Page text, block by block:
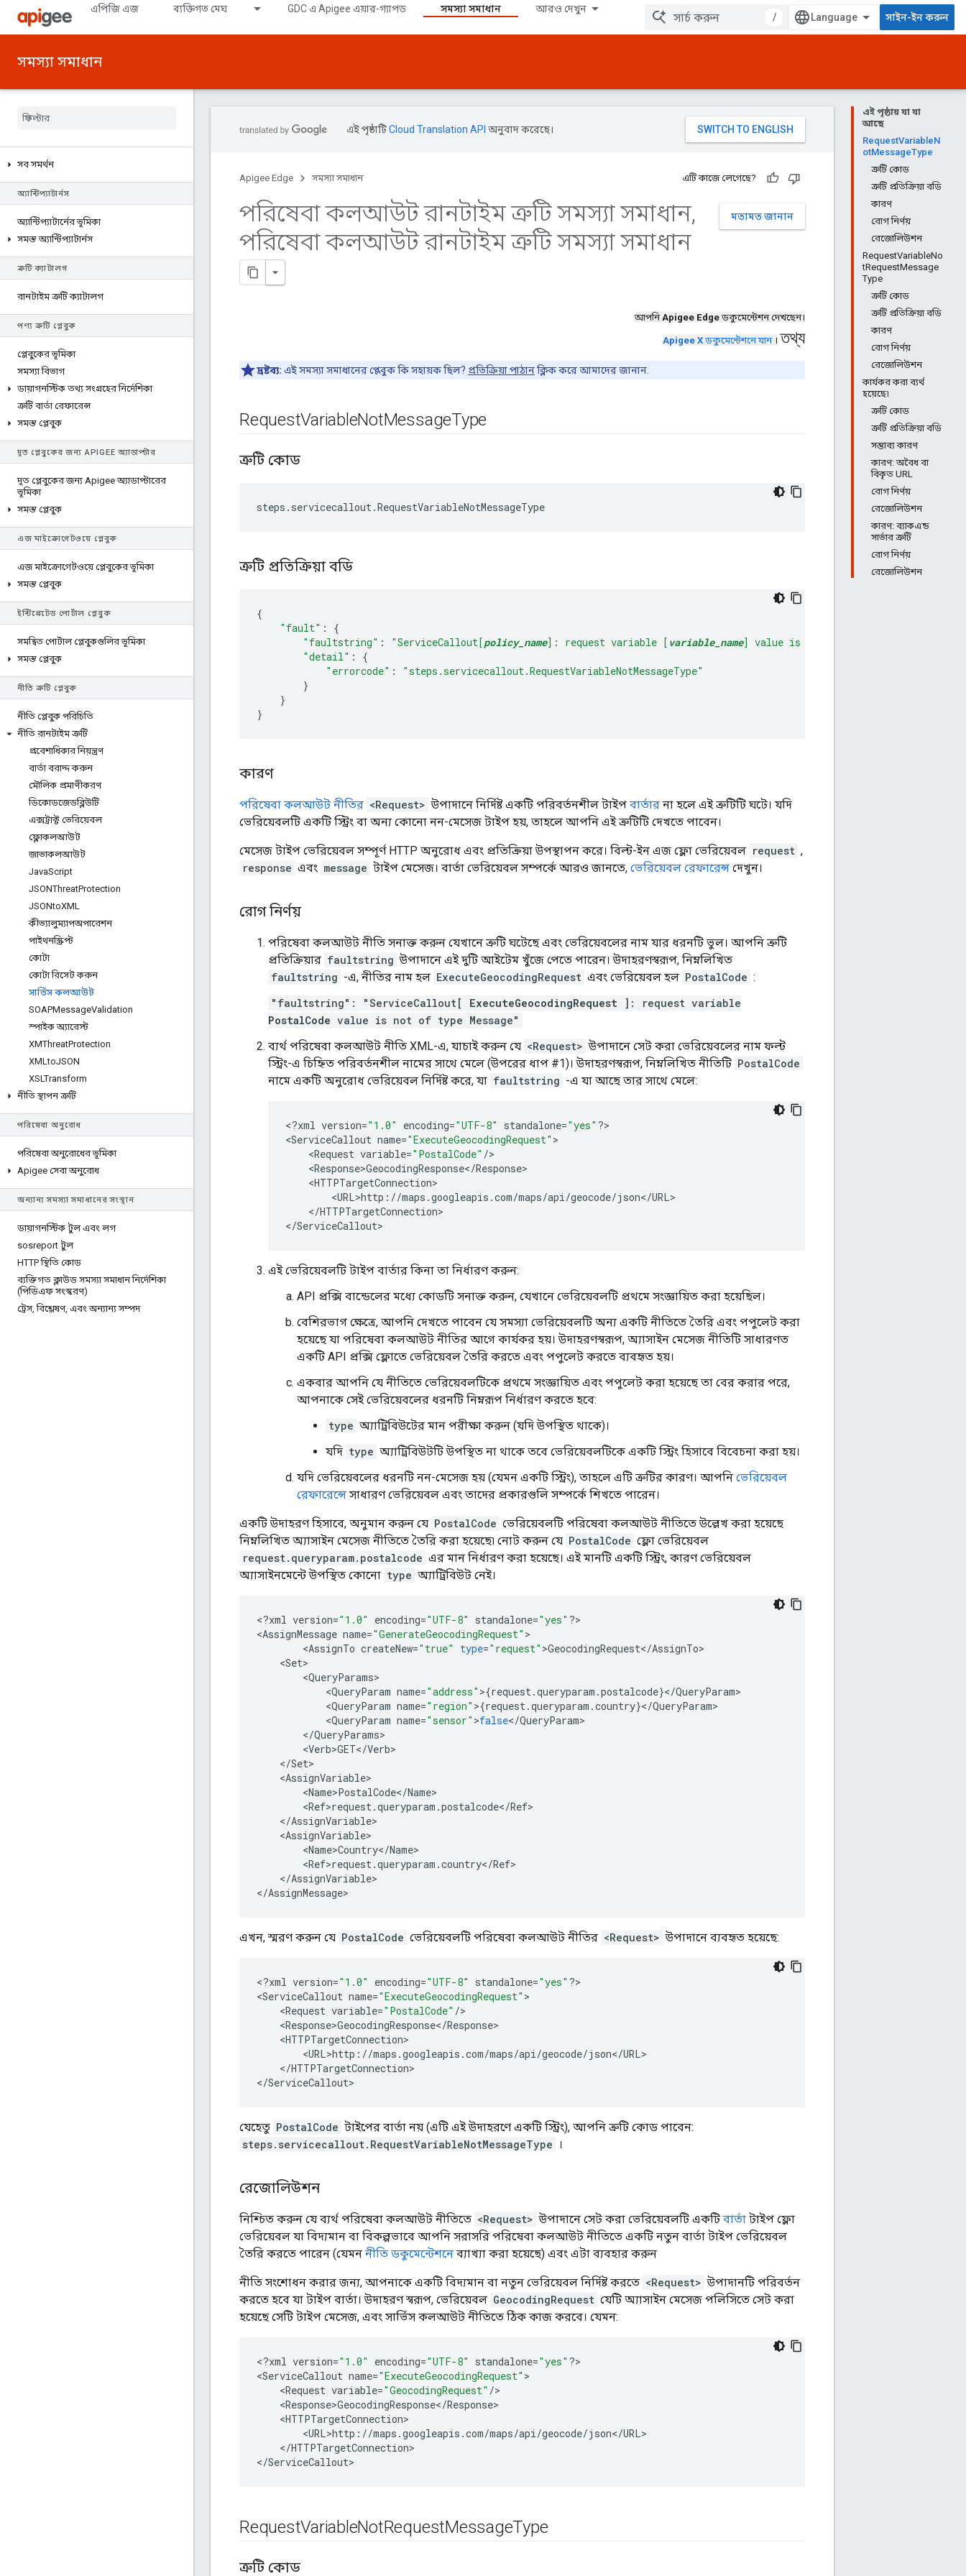
এপিজি এজ ব্যক্তিগত মেঘ GDC এ Apigee এয়ার-গ্যাপড সমস্যা সমাধান আরও দেখুন
/ সাইন-ইন করুন
সমস্যা সমাধান
সব সমর্থন
অ্যান্টিপ্যাটার্নস
অ্যান্টিপ্যাটার্নের ভূমিকা
সমস্ত অ্যান্টিপ্যাটার্নস
ত্রুটি ক্যাটালগ
রানটাইম ত্রুটি ক্যাটালগ
পণ্য ত্রুটি প্লেবুক
প্লেবুকের ভূমিকা
সমস্যা বিভাগ
ডায়াগনস্টিক তথ্য সংগ্রহের নির্দেশিকা
ত্রুটি বার্তা রেফারেন্স
সমস্ত প্লেবুক
দূত প্লেবুকের জন্য APIGEE অ্যাডাপ্টার
দূত প্লেবুকের জন্য Apigee অ্যাডাপ্টারের
ভূমিকা
সমস্ত প্লেবুক
এজ মাইক্রোগেটওয়ে প্লেবুক
এজ মাইক্রোগেটওয়ে প্লেবুকের ভূমিকা
সমস্ত প্লেবুক
ইন্টিগ্রেটেড পোর্টাল প্লেবুক
সমন্বিত পোর্টাল প্লেবুকগুলির ভূমিকা
সমস্ত প্লেবুক
নীতি ত্রুটি প্লেবুক
নীতি প্লেবুক পরিচিতি
নীতি রানটাইম ত্রুটি
প্রবেশাধিকার নিয়ন্ত্রণ
বার্তা বরাদ্দ করুন
মৌলিক প্রমাণীকরণ
ডিকোডজেডব্লিউটি
এক্সট্রাক্ট ভেরিয়েবল
ফ্লোকলআউট
জাভাকলআউট
JavaScript
JSONThreatProtection
JSONtoXML
কীভ্যালুম্যাপঅপারেশন
পাইথনস্ক্রিপ্ট
কোটা
কোটা রিসেট করুন
সার্ভিস কলআউট
SOAPMessageValidation
স্পাইক অ্যারেস্ট
XMThreatProtection
XMLtoJSON
XSLTransform
নীতি স্থাপন ত্রুটি
পরিষেবা অনুরোধ
পরিষেবা অনুরোধের ভূমিকা
Apigee সেবা অনুরোধ
অন্যান্য সমস্যা সমাধানের সংস্থান
ডায়াগনস্টিক টুল এবং লগ
sosreport টুল
HTTP স্থিতি কোড
ব্যক্তিগত ক্লাউড সমস্যা সমাধান নির্দেশিকা
(পিডিএফ সংস্করণ)
ট্রেস, বিশ্লেষণ, এবং অন্যান্য সম্পদ
এই পৃষ্ঠায় যা যা
আছে
RequestVariableN
otMessageType
ত্রুটি কোড
ত্রুটি প্রতিক্রিয়া বডি
কারণ
রোগ নির্ণয়
রেজোলিউশন
RequestVariableNo
tRequestMessage
Type
ত্রুটি কোড
ত্রুটি প্রতিক্রিয়া বডি
কারণ
রোগ নির্ণয়
রেজোলিউশন
কার্যকর করা ব্যর্থ
হয়েছে৷
ত্রুটি কোড
ত্রুটি প্রতিক্রিয়া বডি
সম্ভাব্য কারণ
কারণ: অবৈধ বা
বিকৃত URL
রোগ নির্ণয়
রেজোলিউশন
কারণ: ব্যাকএন্ড
সার্ভার ত্রুটি
রোগ নির্ণয়
রেজোলিউশন
এই পৃষ্ঠাটিCloud Translation API অনুবাদ করেছে।
Apigee Edge সমস্যা সমাধান এটি কাজে লেগেছে?
মতামত জানান
পরিষেবা কলআউট রানটাইম ত্রুটি সমস্যা সমাধান,
পরিষেবা কলআউট রানটাইম ত্রুটি সমস্যা সমাধান
আপনিApigee Edge ডকুমেন্টেশন দেখছেন।
Apigee X ডকুমেন্টেশনে যান। তথ্য
দ্রষ্টব্য: এই সমস্যা সমাধানের প্লেবুক কি সহায়ক ছিল? প্রতিক্রিয়া পাঠানক্লিক করে আমাদের জানান.
RequestVariableNotMessageType
ত্রুটি কোড
ত্রুটি প্রতিক্রিয়া বডি
{
"fault" :
{
"faultstring" : "ServiceCallout[policy_name]: request variable [ variable_name] value is not of type Message"
"detail" :
{
"errorcode" :
"steps.servicecallout.RequestVariableNotMessageType"
}
}
}
কারণ
পরিষেবা কলআউট নীতির <Request> উপাদানে নির্দিষ্ট একটি পরিবর্তনশীল টাইপ বার্তার না হলে এই ত্রুটিটি ঘটে। যদি
ভেরিয়েবলটি একটি স্ট্রিং বা অন্য কোনো নন-মেসেজ টাইপ হয়, তাহলে আপনি এই ত্রুটিটি দেখতে পাবেন।
মেসেজ টাইপ ভেরিয়েবল সম্পূর্ণ HTTP অনুরোধ এবং প্রতিক্রিয়া উপস্থাপন করে। বিল্ট-ইন এজ ফ্লো ভেরিয়েবল request ,
response এবং message টাইপ মেসেজ। বার্তা ভেরিয়েবল সম্পর্কে আরও জানতে, ভেরিয়েবল রেফারেন্স দেখুন।
রোগ নির্ণয়
পরিষেবা কলআউট নীতি সনাক্ত করুন যেখানে ত্রুটি ঘটেছে এবং ভেরিয়েবলের নাম যার ধরনটি ভুল। আপনি ত্রুটি
প্রতিক্রিয়ার faultstring উপাদানে এই দুটি আইটেম খুঁজে পেতে পারেন। উদাহরণস্বরূপ, নিম্নলিখিত
faultstring -এ, নীতির নাম হল ExecuteGeocodingRequest এবং ভেরিয়েবল হল PostalCode :
"faultstring": "ServiceCallout[ ExecuteGeocodingRequest ]: request variable
PostalCode value is not of type Message"
ব্যর্থ পরিষেবা কলআউট নীতি XML-এ, যাচাই করুন যে <Request> উপাদানে সেট করা ভেরিয়েবলের নাম ফল্ট
স্ট্রিং-এ চিহ্নিত পরিবর্তনশীল নামের সাথে মেলে (উপরের ধাপ #1)। উদাহরণস্বরূপ, নিম্নলিখিত নীতিটি PostalCode
নামে একটি অনুরোধ ভেরিয়েবল নির্দিষ্ট করে, যা faultstring -এ যা আছে তার সাথে মেলে:
<?xml version="1.0" encoding="UTF-8" standalone="yes" ?>
<ServiceCallout name="ExecuteGeocodingRequest"
<Request variable="PostalCode" /
<Response>GeocodingResponse</Response
<HTTPTargetConnection
<URL>http : //maps .googleapis .com/maps/api/geocode/json</URL
</HTTPTargetConnection>
</ServiceCallout
এই ভেরিয়েবলটি টাইপ বার্তার কিনা তা নির্ধারণ করুন:
API প্রক্সি বান্ডেলের মধ্যে কোডটি সনাক্ত করুন, যেখানে ভেরিয়েবলটি প্রথমে সংজ্ঞায়িত করা হয়েছিল।
বেশিরভাগ ক্ষেত্রে, আপনি দেখতে পাবেন যে সমস্যা ভেরিয়েবলটি অন্য একটি নীতিতে তৈরি এবং পপুলেট করা
হয়েছে যা পরিষেবা কলআউট নীতির আগে কার্যকর হয়। উদাহরণস্বরূপ, অ্যাসাইন মেসেজ নীতিটি সাধারণত
একটি API প্রক্সি ফ্লোতে ভেরিয়েবল তৈরি করতে এবং পপুলেট করতে ব্যবহৃত হয়।
একবার আপনি যে নীতিতে ভেরিয়েবলটিকে প্রথমে সংজ্ঞায়িত এবং পপুলেট করা হয়েছে তা বের করার পরে,
আপনাকে সেই ভেরিয়েবলের ধরনটি নিম্নরূপ নির্ধারণ করতে হবে:
type অ্যাট্রিবিউটের মান পরীক্ষা করুন (যদি উপস্থিত থাকে)।
যদি type অ্যাট্রিবিউটটি উপস্থিত না থাকে তবে ভেরিয়েবলটিকে একটি স্ট্রিং হিসাবে বিবেচনা করা হয়।
যদি ভেরিয়েবলের ধরনটি নন-মেসেজ হয় (যেমন একটি স্ট্রিং), তাহলে এটি ত্রুটির কারণ। আপনি ভেরিয়েবল
রেফারেন্সে সাধারণ ভেরিয়েবল এবং তাদের প্রকারগুলি সম্পর্কে শিখতে পারেন।
একটি উদাহরণ হিসাবে, অনুমান করুন যে PostalCode ভেরিয়েবলটি পরিষেবা কলআউট নীতিতে উল্লেখ করা হয়েছে
নিম্নলিখিত অ্যাসাইন মেসেজ নীতিতে তৈরি করা হয়েছে৷ নোট করুন যে PostalCode ফ্লো ভেরিয়েবল
request.queryparam.postalcode এর মান নির্ধারণ করা হয়েছে। এই মানটি একটি স্ট্রিং, কারণ ভেরিয়েবল
অ্যাসাইনমেন্টে উপস্থিত কোনো type অ্যাট্রিবিউট নেই।
<?xml version="1.0" encoding="UTF-8" standalone="yes" ?>
<AssignMessage name="GenerateGeocodingRequest"
<AssignTo createNew="true" type="request" >GeocodingRequest</AssignTo
<Set
<QueryParams
<QueryParam name="address" >{request.queryparam .postalcode}</QueryParam
<QueryParam name="region" >{request.queryparam .country}</QueryParam
<QueryParam name="sensor" >false</QueryParam
</QueryParams
<Verb>GET</Verb
</Set
<AssignVariable
<Name>PostalCode</Name
<Ref>request.queryparam .postalcode</Ref
</AssignVariable
<AssignVariable
<Name>Country</Name
<Ref>request.queryparam .country</Ref
</AssignVariable>
</AssignMessage
এখন, স্মরণ করুন যে PostalCode ভেরিয়েবলটি পরিষেবা কলআউট নীতির <Request> উপাদানে ব্যবহৃত হয়েছে:
<?xml version="1.0" encoding="UTF-8" standalone="yes" ?>
<ServiceCallout name="ExecuteGeocodingRequest"
<Request variable="PostalCode" /
<Response>GeocodingResponse</Response
<HTTPTargetConnection
<URL>http : //maps .googleapis .com/maps/api/geocode/json</URL
</HTTPTargetConnection>
</ServiceCallout
যেহেতু PostalCode টাইপের বার্তা নয় (এটি এই উদাহরণে একটি স্ট্রিং), আপনি ত্রুটি কোড পাবেন:
steps.servicecallout.RequestVariableNotMessageType
।
রেজোলিউশন
নিশ্চিত করুন যে ব্যর্থ পরিষেবা কলআউট নীতিতে <Request> উপাদানে সেট করা ভেরিয়েবলটি একটি বার্তা টাইপ ফ্লো
ভেরিয়েবল যা বিদ্যমান বা বিকল্পভাবে আপনি সরাসরি পরিষেবা কলআউট নীতিতে একটি নতুন বার্তা টাইপ ভেরিয়েবল
তৈরি করতে পারেন (যেমন নীতি ডকুমেন্টেশনে ব্যাখ্যা করা হয়েছে) এবং এটা ব্যবহার করুন
নীতি সংশোধন করার জন্য, আপনাকে একটি বিদ্যমান বা নতুন ভেরিয়েবল নির্দিষ্ট করতে <Request> উপাদানটি পরিবর্তন
করতে হবে যা টাইপ বার্তা। উদাহরণ স্বরূপ, ভেরিয়েবল GeocodingRequest যেটি অ্যাসাইন মেসেজ পলিসিতে সেট করা
হয়েছে সেটি টাইপ মেসেজ, এবং সার্ভিস কলআউট নীতিতে ঠিক কাজ করবে। যেমন:
<?xml version="1.0" encoding="UTF-8" standalone="yes" ?>
<ServiceCallout name="ExecuteGeocodingRequest"
<Request variable="GeocodingRequest" /
<Response>GeocodingResponse</Response
<HTTPTargetConnection
<URL>http : //maps .googleapis .com/maps/api/geocode/json</URL
</HTTPTargetConnection>
</ServiceCallout
RequestVariableNotRequestMessageType
ত্রুটি কোড